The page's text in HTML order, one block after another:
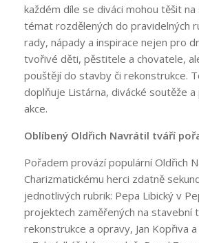
každém díle se diváci mohou těšit
témat rozdělených do pravidelných
rady, nápady a inspirace nejen pro
tvořivé děti, pěstitele a chovatele,
pouštějí do stavby či rekonstrukce.
doplňuje Listárna, divácké soutěže a
akce.
Oblíbený Oldřich Navrátil tváří
Pořadem provází populární Oldřich
Charizmatickému herci zdatně
jednotlivých rubrik: Pepa Libický v
projektech zaměřených na stavební
rekonstrukce a opravy, Jan Kopřiva